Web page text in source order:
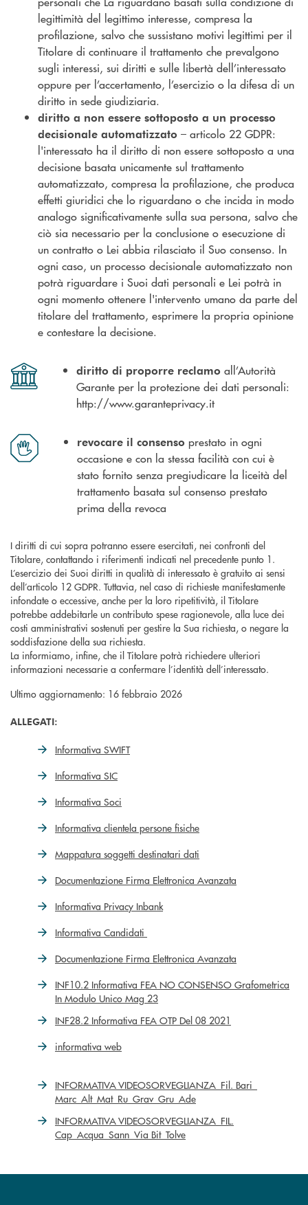
legittimità del legittimo interesse, compresa la
profilazione, salvo che sussistano motivi legittimi per il
Titolare di continuare il trattamento che prevalgono
sugli interessi, sui diritti e sulle libertà dell’interessato
oppure per l’accertamento, l’esercizio o la difesa di un
diritto in sede giudiziaria.
diritto a non essere sottoposto a un processo
decisionale automatizzato – articolo 22 GDPR:
l'interessato ha il diritto di non essere sottoposto a una
decisione basata unicamente sul trattamento
automatizzato, compresa la profilazione, che produca
effetti giuridici che lo riguardano o che incida in modo
analogo significativamente sulla sua persona, salvo che
ciò sia necessario per la conclusione o esecuzione di
un contratto o Lei abbia rilasciato il Suo consenso. In
ogni caso, un processo decisionale automatizzato non
potrà riguardare i Suoi dati personali e Lei potrà in
ogni momento ottenere l'intervento umano da parte del
titolare del trattamento, esprimere la propria opinione
e contestare la decisione.
diritto di proporre reclamo all’Autorità
Garante per la protezione dei dati personali:
http://www.garanteprivacy.it
revocare il consenso prestato in ogni
occasione e con la stessa facilità con cui è
stato fornito senza pregiudicare la liceità del
trattamento basata sul consenso prestato
prima della revoca
I diritti di cui sopra potranno essere esercitati, nei confronti del
Titolare, contattando i riferimenti indicati nel precedente punto 1.
L’esercizio dei Suoi diritti in qualità di interessato è gratuito ai sensi
dell’articolo 12 GDPR. Tuttavia, nel caso di richieste manifestamente
infondate o eccessive, anche per la loro ripetitività, il Titolare
potrebbe addebitarle un contributo spese ragionevole, alla luce dei
costi amministrativi sostenuti per gestire la Sua richiesta, o negare la
soddisfazione della sua richiesta.
La informiamo, infine, che il Titolare potrà richiedere ulteriori
informazioni necessarie a confermare l’identità dell’interessato.
Ultimo aggiornamento: 16 febbraio 2026
ALLEGATI:
Informativa SWIFT
Informativa SIC
Informativa Soci
Informativa clientela persone fisiche
Mappatura soggetti destinatari dati
Documentazione Firma Elettronica Avanzata
Informativa Privacy Inbank
Informativa Candidati
Documentazione Firma Elettronica Avanzata
INF10.2 Informativa FEA NO CONSENSO Grafometrica
In Modulo Unico Mag 23
INF28.2 Informativa FEA OTP Del 08 2021
informativa web
INFORMATIVA VIDEOSORVEGLIANZA_Fil. Bari_
Marc_Alt_Mat_Ru_Grav_Gru_Ade
INFORMATIVA VIDEOSORVEGLIANZA_FIL.
Cap_Acqua_Sann_Via Bit_Tolve